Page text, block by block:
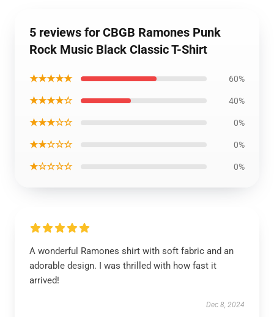
5 reviews for CBGB Ramones Punk
Rock Music Black Classic T-Shirt
★★★★★ 60%
★★★★☆ 40%
★★★☆☆ 0%
★★☆☆☆ 0%
★☆☆☆☆ 0%
A wonderful Ramones shirt with soft fabric and an
adorable design. I was thrilled with how fast it
arrived!
Dec 8, 2024